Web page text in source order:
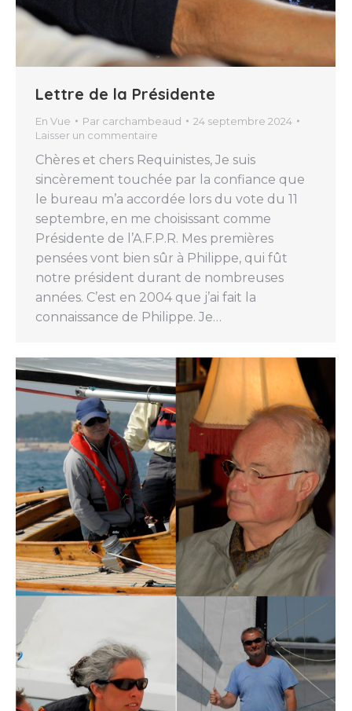
Lettre de la Présidente
En Vue Par carchambeaud
24 septembre 2024
Laisser un commentaire
Chères et chers Requinistes, Je suis
sincèrement touchée par la confiance que
le bureau m’a accordée lors du vote du 11
septembre, en me choisissant comme
Présidente de l’A.F.P.R. Mes premières
pensées vont bien sûr à Philippe, qui fût
notre président durant de nombreuses
années. C’est en 2004 que j’ai fait la
connaissance de Philippe. Je…